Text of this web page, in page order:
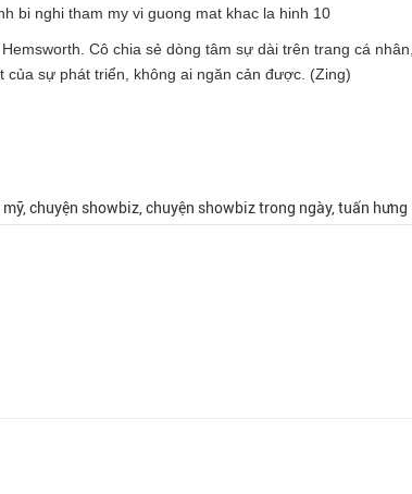
Cô chia sẻ dòng tâm sự dài trên trang cá
của sự phát triển, không ai ngăn cản được. (Zing)
chuyện showbiz, chuyện showbiz trong ngày, tuấn hưng